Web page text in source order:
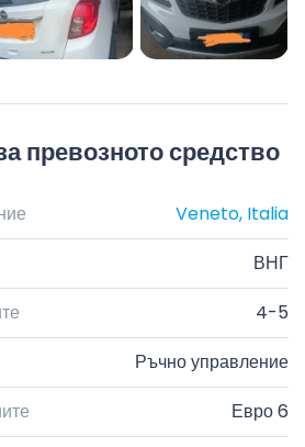
превозното средство
Veneto, Italia
ВНГ
4-5
Ръчно управление
Евро 6